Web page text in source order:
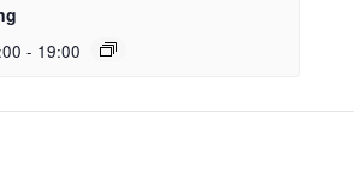
- 19:00